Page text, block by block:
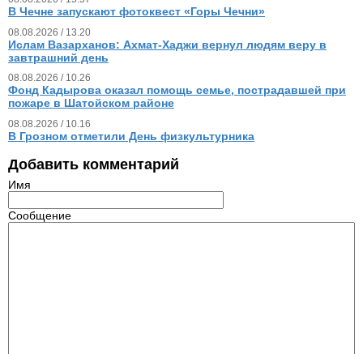
В Чечне запускают фотоквест «Горы Чечни»
08.08.2026 / 13.20
Ислам Вазарханов: Ахмат-Хаджи вернул людям веру в
завтрашний день
08.08.2026 / 10.26
Фонд Кадырова оказал помощь семье, пострадавшей при
пожаре в Шатойском районе
08.08.2026 / 10.16
В Грозном отметили День физкультурника
Добавить комментарий
Имя
Сообщение